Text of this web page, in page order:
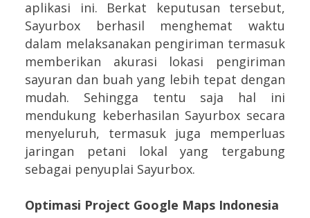
aplikasi ini. Berkat keputusan tersebut,
Sayurbox berhasil menghemat waktu
dalam melaksanakan pengiriman termasuk
memberikan akurasi lokasi pengiriman
sayuran dan buah yang lebih tepat dengan
mudah. Sehingga tentu saja hal ini
mendukung keberhasilan Sayurbox secara
menyeluruh, termasuk juga memperluas
jaringan petani lokal yang tergabung
sebagai penyuplai Sayurbox.
Optimasi Project Google Maps Indonesia